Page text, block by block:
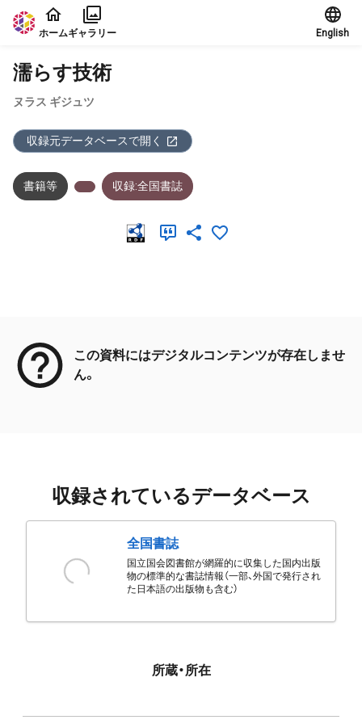
本文に飛ぶ
ホームギャラリー English
濡らす技術
ヌラス ギジュツ
収録元データベースで開く
書籍等 収録:全国書誌
この資料にはデジタルコンテンツが存在しませ
ん。
収録されているデータベース
全国書誌
国立国会図書館が網羅的に収集した国内出版
物の標準的な書誌情報（一部、外国で発行され
た日本語の出版物も含む）
所蔵・所在